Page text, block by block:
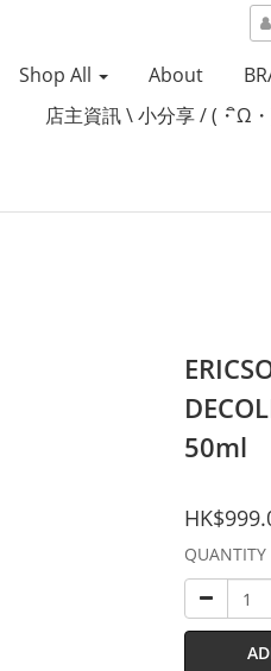
Shop All About
店主資訊 \ 小分享 / (・ิω
50ml
QUANTITY